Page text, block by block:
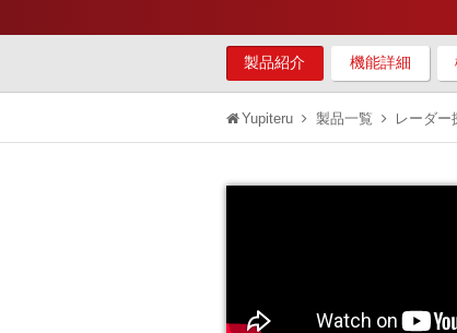
製品紹介 機能詳細
Yupiteru 製品一覧 レーダー